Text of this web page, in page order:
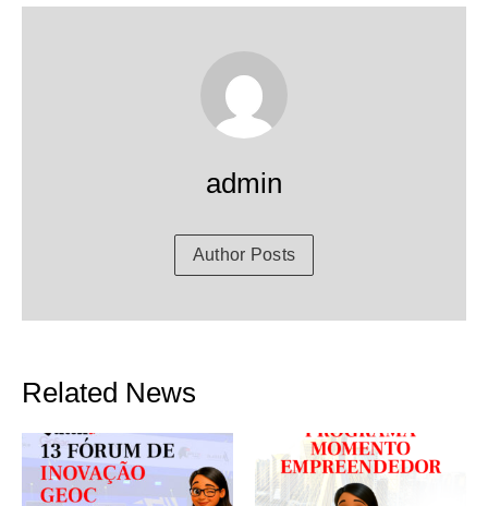
admin
Author Posts
Related News